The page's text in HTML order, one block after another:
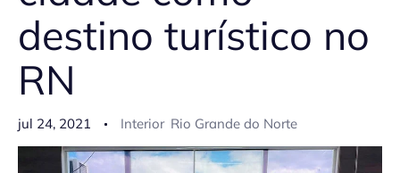
destino turístico no
RN
jul 24, 2021 Interior Rio Grande do Norte